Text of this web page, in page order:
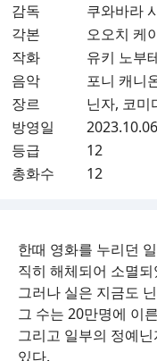
감독
쿠와바라
각본
오오치 케
작화
유키 노부
음악
포니 캐니
장르
닌자, 코미
방영일
등급
12
총화수
12
한때 영화를 누리던
직히 해체되어 소멸되
그러나 실은 지금도
그 수는 20만명에 이
그리고 일부의 정예
있다.